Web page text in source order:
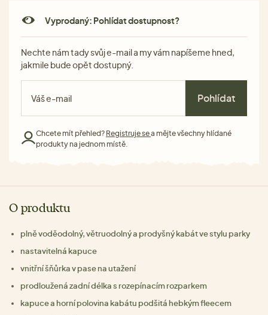
Vyprodaný: Pohlídat dostupnost?
Nechte nám tady svůj e-mail a my vám napíšeme hned,
jakmile bude opět dostupný.
Pohlídat
Chcete mít přehled? Registruje sea mějte všechny hlídané
produkty na jednom místě.
O produktu
plně voděodolný, větruodolný a prodyšný kabát ve stylu parky
nastavitelná kapuce
vnitřní šňůrka v pase na utažení
prodloužená zadní délka s rozepínacím rozparkem
kapuce a horní polovina kabátu podšitá hebkým fleecem